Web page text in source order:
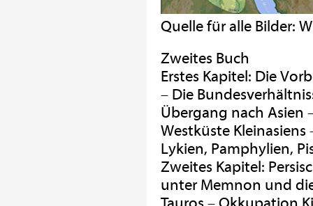
Quelle für alle Bilder:
Zweites Buch
Erstes Kapitel: Die
– Die
Übergang nach Asien
Westküste
Lykien, Pamphylien,
Zweites Kapitel:
unter Memnon und